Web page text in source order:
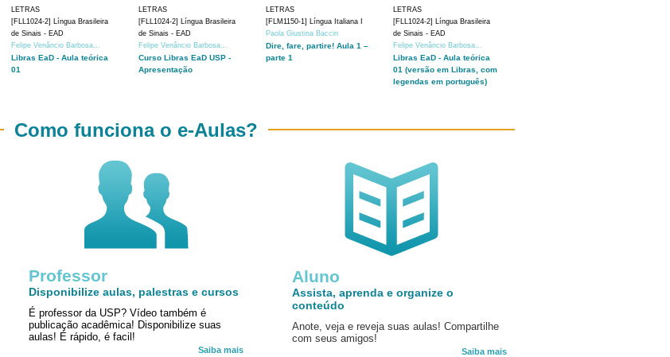
LETRAS
[FLL1024-2] Língua Brasileira
de Sinais - EAD
Felipe Venâncio Barbosa...
Libras EaD - Aula teórica
01
LETRAS
[FLL1024-2] Língua Brasileira
de Sinais - EAD
Felipe Venâncio Barbosa...
Curso Libras EaD USP -
Apresentação
LETRAS
[FLM1150-1] Língua Italiana I
Paola Giustina Baccin
Dire, fare, partire! Aula 1 –
parte 1
LETRAS
[FLL1024-2] Língua Brasileira
de Sinais - EAD
Felipe Venâncio Barbosa...
Libras EaD - Aula teórica
01 (versão em Libras, com
legendas em português)
Aluno
Assista, aprenda e organize o
conteúdo
Anote, veja e reveja suas aulas! Compartilhe
com seus amigos!
Saiba mais
Como funciona o e-Aulas?
Professor
Disponibilize aulas, palestras e cursos
É professor da USP? Vídeo também é
publicação acadêmica! Disponibilize suas
aulas! É rápido, é facil!
Saiba mais